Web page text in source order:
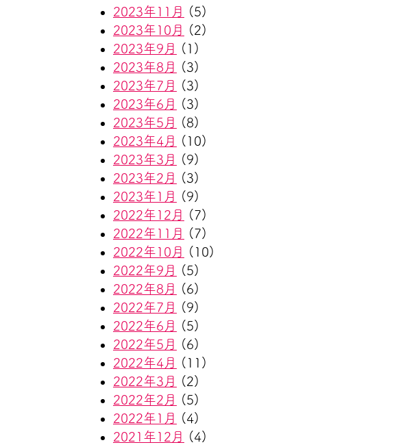
2023年11月
(5)
2023年10月
(2)
2023年9月
(1)
2023年8月
(3)
2023年7月
(3)
2023年6月
(3)
2023年5月
(8)
2023年4月
(10)
2023年3月
(9)
2023年2月
(3)
2023年1月
(9)
2022年12月
(7)
2022年11月
(7)
2022年10月
(10)
2022年9月
(5)
2022年8月
(6)
2022年7月
(9)
2022年6月
(5)
2022年5月
(6)
2022年4月
(11)
2022年3月
(2)
2022年2月
(5)
2022年1月
(4)
2021年12月
(4)